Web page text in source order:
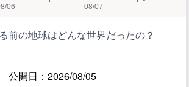
前の地球はどんな世界だったの？
公開日：2026/08/05